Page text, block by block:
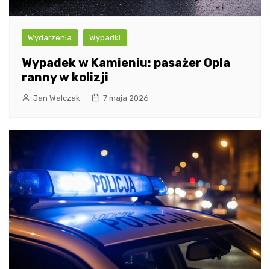
Wydarzenia Wypadki
Wypadek w Kamieniu: pasażer Opla
ranny w kolizji
Jan Walczak 7 maja 2026